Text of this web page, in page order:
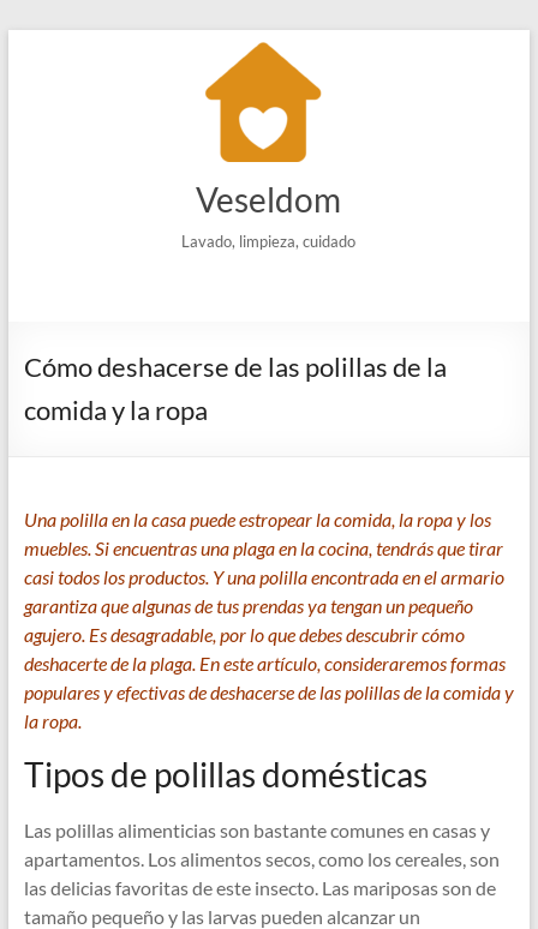
Veseldom
Lavado, limpieza, cuidado
Cómo deshacerse de las polillas de la
comida y la ropa
Una polilla en la casa puede estropear la comida, la ropa y los
muebles. Si encuentras una plaga en la cocina, tendrás que tirar
casi todos los productos. Y una polilla encontrada en el armario
garantiza que algunas de tus prendas ya tengan un pequeño
agujero. Es desagradable, por lo que debes descubrir cómo
deshacerte de la plaga. En este artículo, consideraremos formas
populares y efectivas de deshacerse de las polillas de la comida y
la ropa.
Tipos de polillas domésticas
Las polillas alimenticias son bastante comunes en casas y
apartamentos. Los alimentos secos, como los cereales, son
las delicias favoritas de este insecto. Las mariposas son de
tamaño pequeño y las larvas pueden alcanzar un